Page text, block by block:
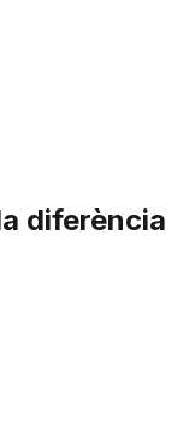
diferència